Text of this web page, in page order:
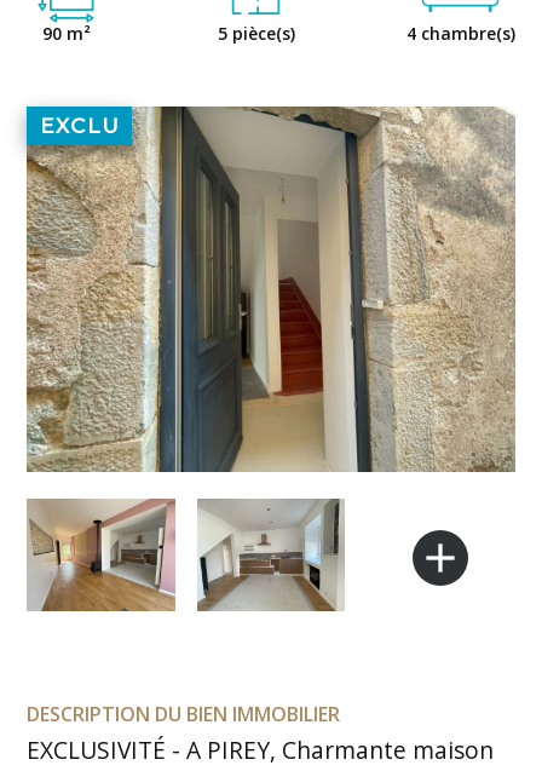
90 m² 5 pièce(s) 4 chambre(s)
EXCLU
add
DESCRIPTION DU BIEN IMMOBILIER
EXCLUSIVITÉ - A PIREY, Charmante maison